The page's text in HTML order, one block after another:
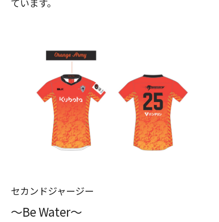
ています。
セカンドジャージー
～Be Water～